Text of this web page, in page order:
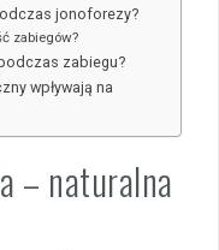
jonoforezy?
zabiegów?
zabiegu?
wpływają na
– naturalna